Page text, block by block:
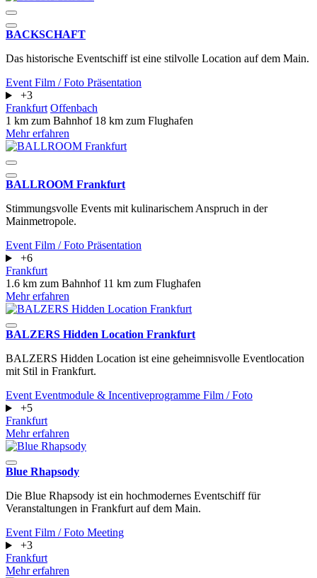
BACKSCHAFT
Das historische Eventschiff ist eine stilvolle Location auf dem Main.
Event Film / Foto Präsentation
+3
Frankfurt Offenbach
1 km zum Bahnhof 18 km zum Flughafen
Mehr erfahren
BALLROOM Frankfurt
Stimmungsvolle Events mit kulinarischem Anspruch in der
Mainmetropole.
Event Film / Foto Präsentation
+6
Frankfurt
1.6 km zum Bahnhof 11 km zum Flughafen
Mehr erfahren
BALZERS Hidden Location Frankfurt
BALZERS Hidden Location ist eine geheimnisvolle Eventlocation
mit Stil in Frankfurt.
Event Eventmodule & Incentiveprogramme Film / Foto
+5
Frankfurt
Mehr erfahren
Blue Rhapsody
Die Blue Rhapsody ist ein hochmodernes Eventschiff für
Veranstaltungen in Frankfurt auf dem Main.
Event Film / Foto Meeting
+3
Frankfurt
Mehr erfahren